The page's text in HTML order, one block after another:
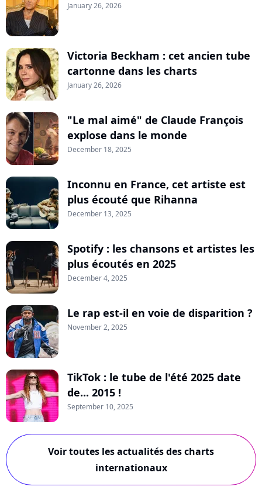
January 26, 2026
Victoria Beckham : cet ancien tube
cartonne dans les charts
January 26, 2026
"Le mal aimé" de Claude François
explose dans le monde
December 18, 2025
Inconnu en France, cet artiste est
plus écouté que Rihanna
December 13, 2025
Spotify : les chansons et artistes les
plus écoutés en 2025
December 4, 2025
Le rap est-il en voie de disparition ?
November 2, 2025
TikTok : le tube de l'été 2025 date
de... 2015 !
September 10, 2025
Voir toutes les actualités des charts
internationaux